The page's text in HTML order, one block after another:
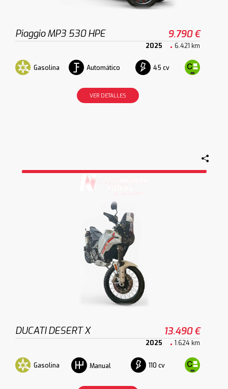
Piaggio MP3 530 HPE 9.790 €
2025 6.421 km
Gasolina Automático 45 cv
VER DETALLES
DUCATI DESERT X 13.490 €
2025 1.624 km
Gasolina Manual 110 cv